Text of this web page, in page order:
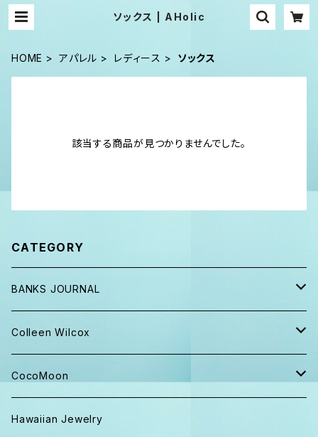
ソックス | AHolic
HOME アパレル レディース ソックス
該当する商品が見つかりませんでした。
CATEGORY
BANKS JOURNAL
キャップ ニット帽
パンツ
Tシャツ、ロンT
Colleen Wilcox
ポーチ
バッグ
CocoMoon
おくるみ
Hawaiian Jewelry